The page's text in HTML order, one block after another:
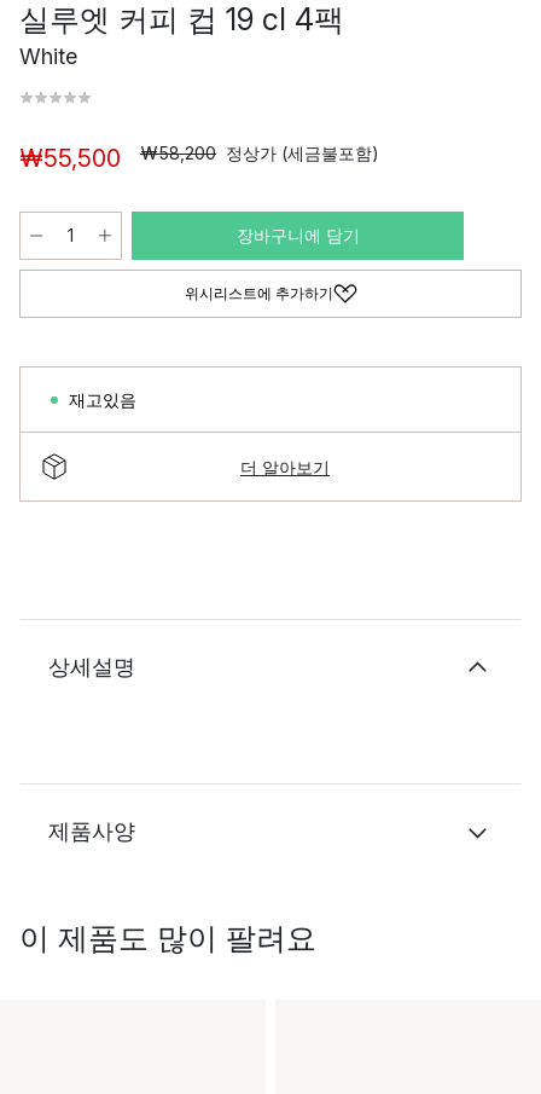
실루엣 커피 컵 19 cl 4팩
White
₩55,500 ₩58,200 정상가 (세금불포함)
장바구니에 담기
위시리스트에 추가하기
재고있음
더 알아보기
상세설명
제품사양
이 제품도 많이 팔려요